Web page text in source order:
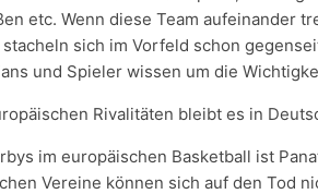
etc. Wenn diese Team aufeinander
sich im Vorfeld schon
und Spieler wissen um die
Rivalitäten bleibt es in
im europäischen Basketball ist
Vereine können sich auf den Tod